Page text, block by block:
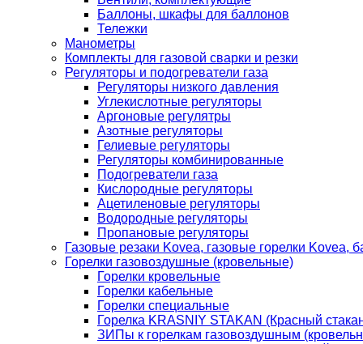
Баллоны, шкафы для баллонов
Тележки
Манометры
Комплекты для газовой сварки и резки
Регуляторы и подогреватели газа
Регуляторы низкого давления
Углекислотные регуляторы
Аргоновые регулятры
Азотные регуляторы
Гелиевые регуляторы
Регуляторы комбинированные
Подогреватели газа
Кислородные регуляторы
Ацетиленовые регуляторы
Водородные регуляторы
Пропановые регуляторы
Газовые резаки Kovea, газовые горелки Kovea,
Горелки газовоздушные (кровельные)
Горелки кровельные
Горелки кабельные
Горелки специальные
Горелка KRASNIY STAKAN (Красный
ЗИПы к горелкам газовоздушным